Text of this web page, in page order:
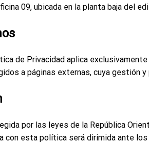
09, ubicada en la planta baja del
de Privacidad aplica
a páginas externas, cuya gestión
por las leyes de la República
con esta política será dirimida ante